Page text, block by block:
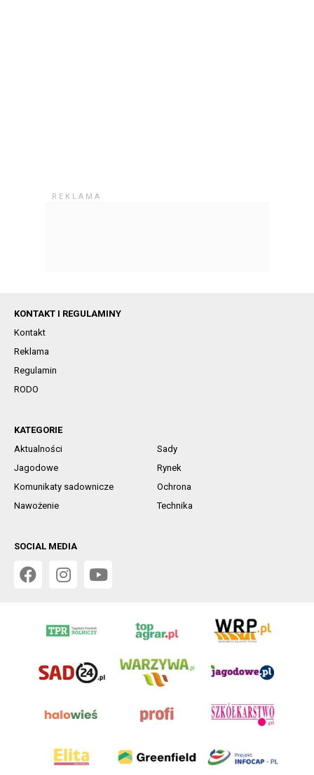
KONTAKT I REGULAMINY
Kontakt
Reklama
Regulamin
RODO
KATEGORIE
Aktualności
Sady
Jagodowe
Rynek
Komunikaty sadownicze
Ochrona
Nawożenie
Technika
SOCIAL MEDIA